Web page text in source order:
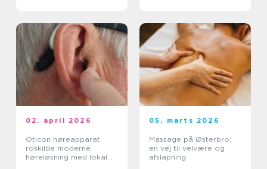
02. april 2026
Oticon høreapparat
roskilde moderne
høreløsning med lokal
05. marts 2026
Massage på Østerbro:
en vej til velvære og
afslapning